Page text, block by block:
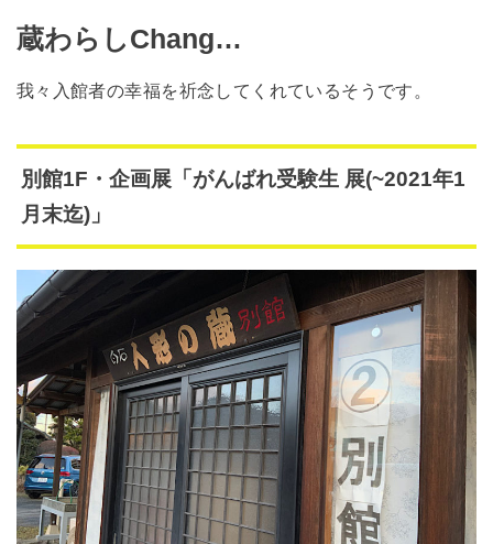
蔵わらしChang…
我々入館者の幸福を祈念してくれているそうです。
別館1F・企画展「がんばれ受験生 展(~2021年1
月末迄)」